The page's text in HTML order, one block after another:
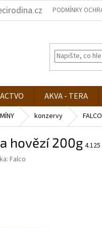
PODMÍNKY
AKVA - TERA
konzervy
a hovězí 200g 4.125
Falco